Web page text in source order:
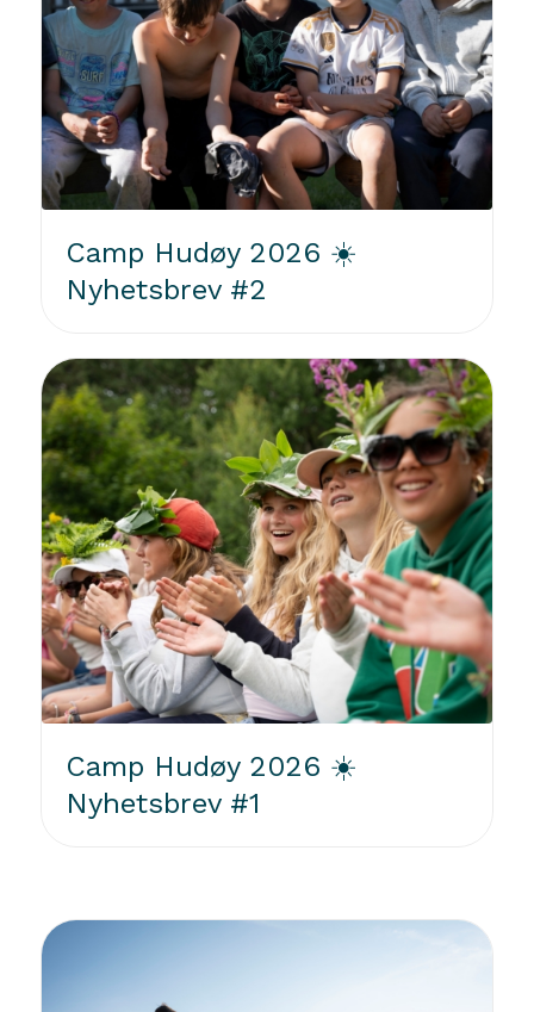
Camp Hudøy 2026 ☀️
Nyhetsbrev #2
Camp Hudøy 2026 ☀️
Nyhetsbrev #1